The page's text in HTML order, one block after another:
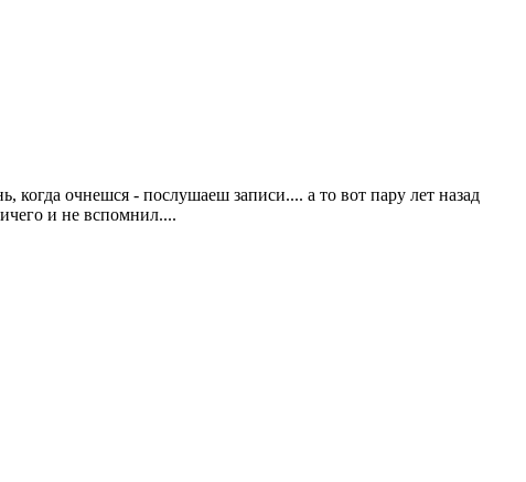
очнешся - послушаеш записи.... а то вот пару лет назад
и не вспомнил....